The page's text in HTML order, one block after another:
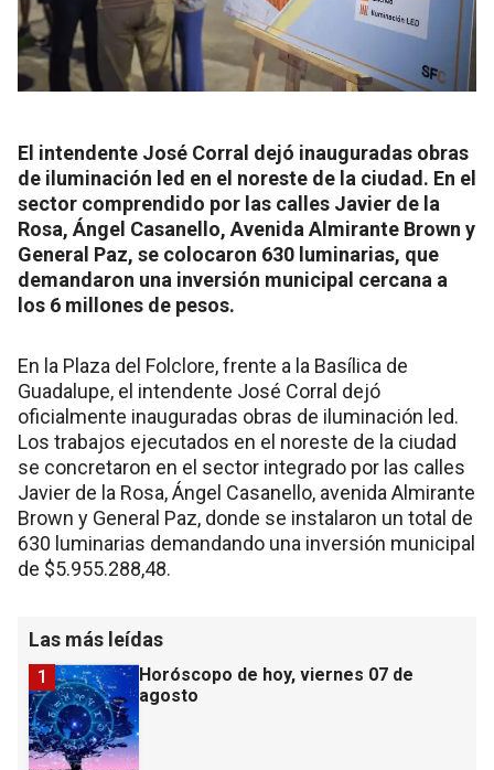
El intendente José Corral dejó inauguradas obras
de iluminación led en el noreste de la ciudad. En el
sector comprendido por las calles Javier de la
Rosa, Ángel Casanello, Avenida Almirante Brown y
General Paz, se colocaron 630 luminarias, que
demandaron una inversión municipal cercana a
los 6 millones de pesos.
En la Plaza del Folclore, frente a la Basílica de
Guadalupe, el intendente José Corral dejó
oficialmente inauguradas obras de iluminación led.
Los trabajos ejecutados en el noreste de la ciudad
se concretaron en el sector integrado por las calles
Javier de la Rosa, Ángel Casanello, avenida Almirante
Brown y General Paz, donde se instalaron un total de
630 luminarias demandando una inversión municipal
de $5.955.288,48.
Las más leídas
Horóscopo de hoy, viernes 07 de
agosto
1